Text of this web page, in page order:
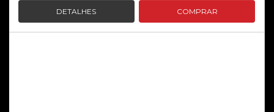
DETALHES COMPRAR